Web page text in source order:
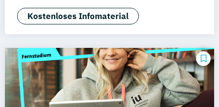
Augsburg Bielefeld Braunschweig
Duisburg Karlsruhe Köln
Mainz
Münster Stuttgart Aachen
deutschlandweit Bonn
Kostenloses Infomaterial